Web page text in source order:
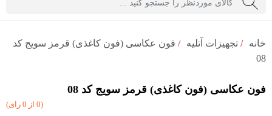
خانه / تجهیزات آتلیه / فون عکاسی (فون کاغذی) قرمز سویج کد
08
فون عکاسی (فون کاغذی) قرمز سویج کد 08
(0 از 0 رای)